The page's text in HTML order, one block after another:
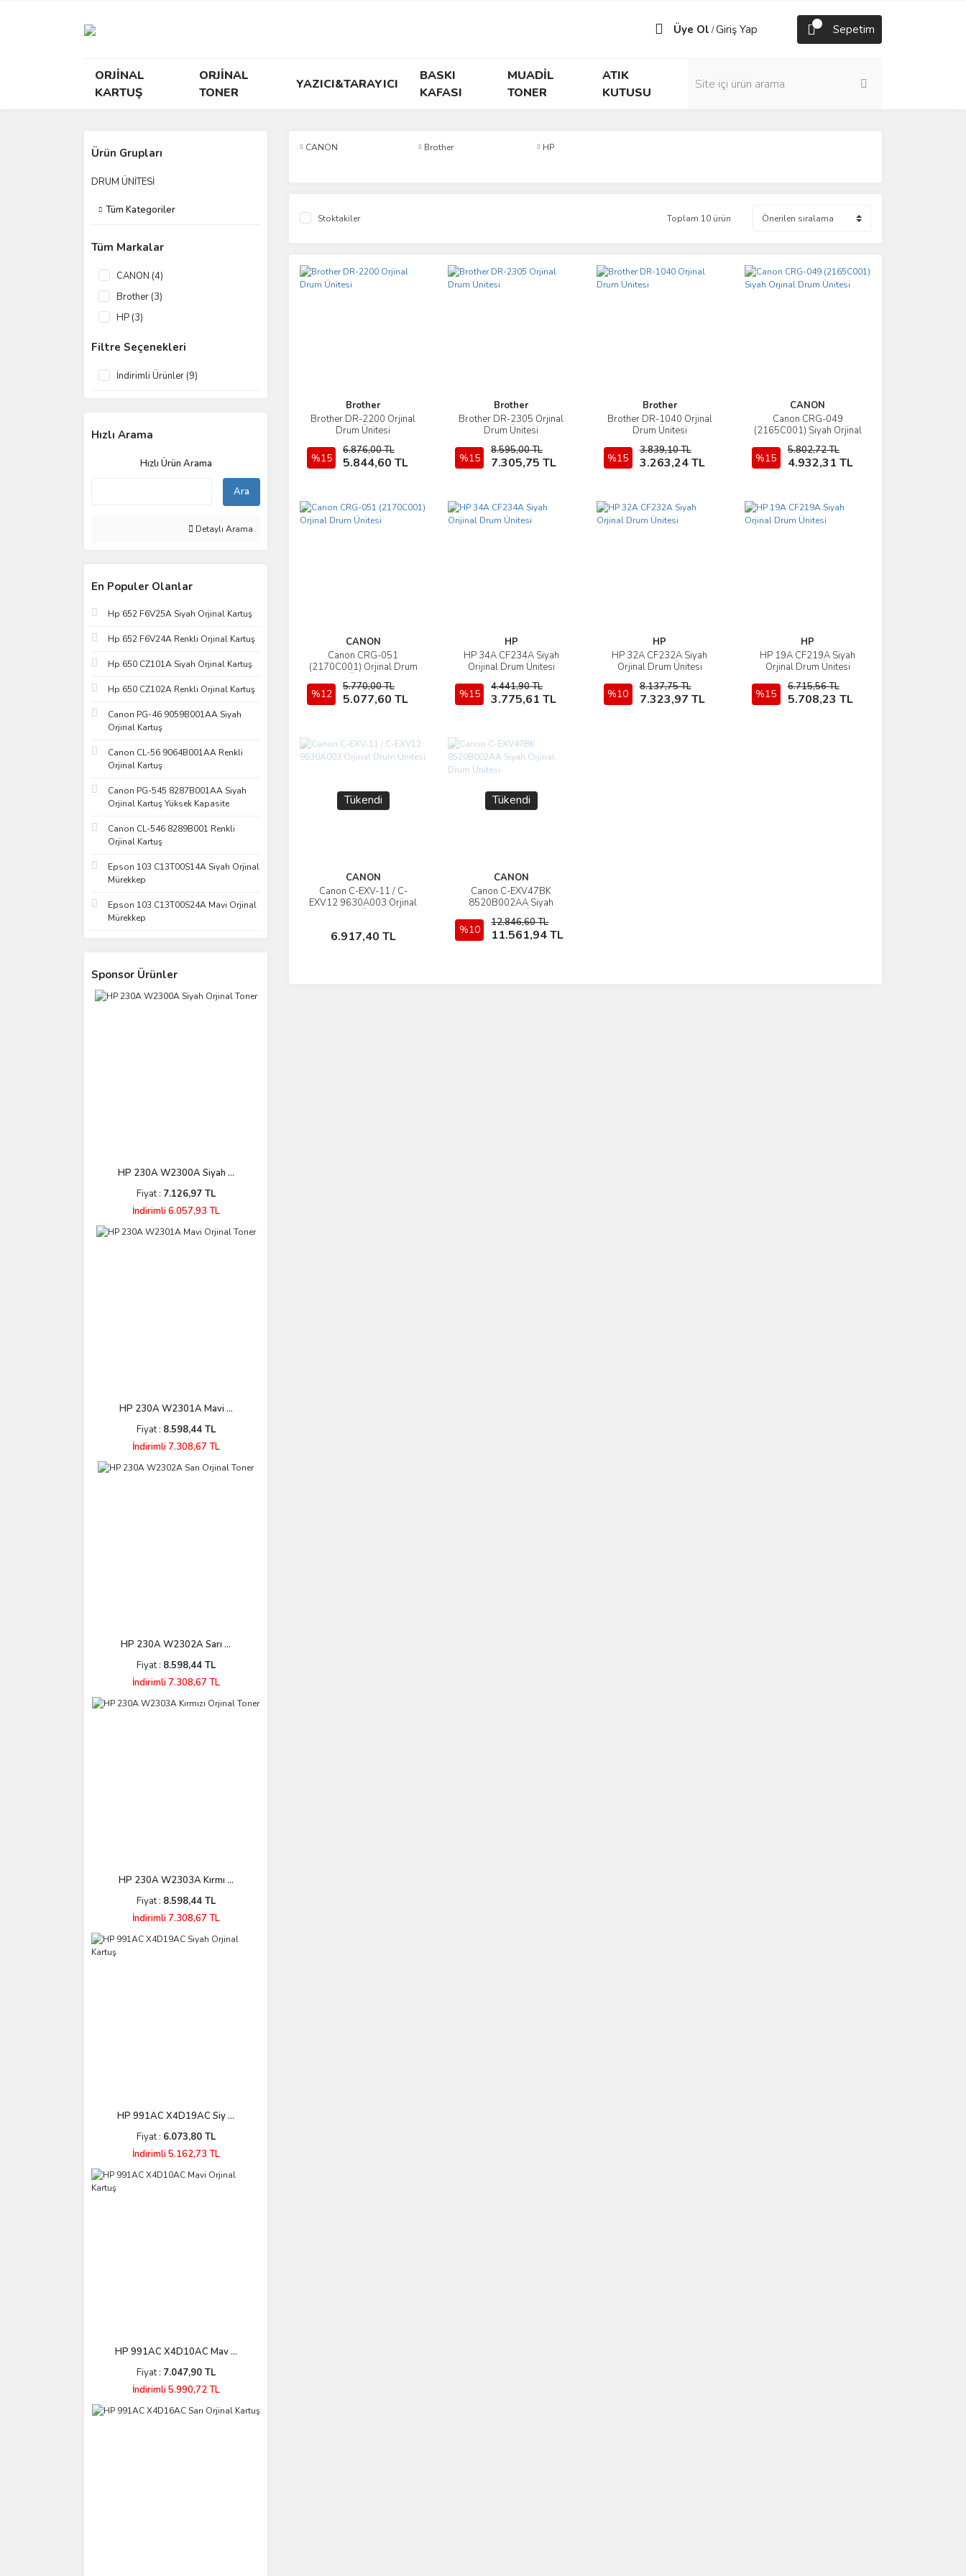
Üye Ol /Giriş Yap Sepetim
ORJİNAL
KARTUŞ
ORJİNAL
TONER
YAZICI&TARAYICI
BASKI
KAFASI
MUADİL
TONER
ATIK
KUTUSU
Ürün Grupları
DRUM ÜNİTESİ
Tüm Kategoriler
Tüm Markalar
CANON (4)
Brother (3)
HP (3)
Filtre Seçenekleri
İndirimli Ürünler (9)
Hızlı Arama
Hızlı Ürün Arama
Ara
Detaylı Arama
En Populer Olanlar
Hp 652 F6V25A Siyah Orjinal Kartuş
Hp 652 F6V24A Renkli Orjinal Kartuş
Hp 650 CZ101A Siyah Orjinal Kartuş
Hp 650 CZ102A Renkli Orjinal Kartuş
Canon PG-46 9059B001AA Siyah
Orjinal Kartuş
Canon CL-56 9064B001AA Renkli
Orjinal Kartuş
Canon PG-545 8287B001AA Siyah
Orjinal Kartuş Yüksek Kapasite
Canon CL-546 8289B001 Renkli
Orjinal Kartuş
Epson 103 C13T00S14A Siyah Orjinal
Mürekkep
Epson 103 C13T00S24A Mavi Orjinal
Mürekkep
Sponsor Ürünler
HP 230A W2300A Siyah ...
Fiyat : 7.126,97 TL
İndirimli 6.057,93 TL
HP 230A W2301A Mavi ...
Fiyat : 8.598,44 TL
İndirimli 7.308,67 TL
HP 230A W2302A Sarı ...
Fiyat : 8.598,44 TL
İndirimli 7.308,67 TL
HP 230A W2303A Kırmı ...
Fiyat : 8.598,44 TL
İndirimli 7.308,67 TL
HP 991AC X4D19AC Siy ...
Fiyat : 6.073,80 TL
İndirimli 5.162,73 TL
HP 991AC X4D10AC Mav ...
Fiyat : 7.047,90 TL
İndirimli 5.990,72 TL
CANON Brother HP
Stoktakiler Toplam 10 ürün
Brother
Brother DR-2200 Orjinal
Drum Ünitesi
%15
6.876,00 TL
5.844,60 TL
İncele
Sepete Ekle
Brother
Brother DR-2305 Orjinal
Drum Ünitesi
%15
8.595,00 TL
7.305,75 TL
İncele
Sepete Ekle
Brother
Brother DR-1040 Orjinal
Drum Ünitesi
%15
3.839,10 TL
3.263,24 TL
İncele
Sepete Ekle
CANON
Canon CRG-049
(2165C001) Siyah Orjinal
%15
5.802,72 TL
4.932,31 TL
İncele
Sepete Ekle
CANON
Canon CRG-051
(2170C001) Orjinal Drum
%12
5.770,00 TL
5.077,60 TL
İncele
Sepete Ekle
HP
HP 34A CF234A Siyah
Orijinal Drum Ünitesi
%15
4.441,90 TL
3.775,61 TL
İncele
Sepete Ekle
HP
HP 32A CF232A Siyah
Orjinal Drum Ünitesi
%10
8.137,75 TL
7.323,97 TL
İncele
Sepete Ekle
HP
HP 19A CF219A Siyah
Orjinal Drum Ünitesi
%15
6.715,56 TL
5.708,23 TL
İncele
Sepete Ekle
Tükendi
CANON
Canon C-EXV-11 / C-
EXV12 9630A003 Orjinal
6.917,40 TL
İncele
Stokta Yok
Tükendi
CANON
Canon C-EXV47BK
8520B002AA Siyah
%10
12.846,60 TL
11.561,94 TL
İncele
Stokta Yok